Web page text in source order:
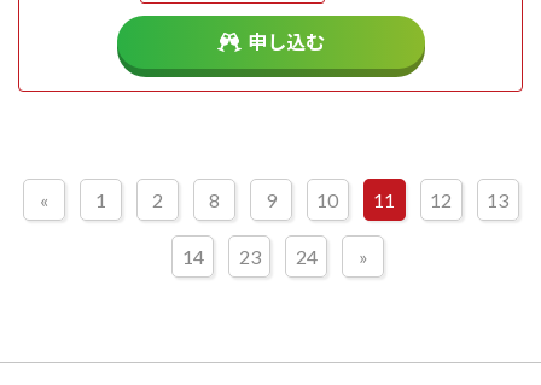
申し込む
« 1 2 8 9 10 11 12 13
14 23 24 »